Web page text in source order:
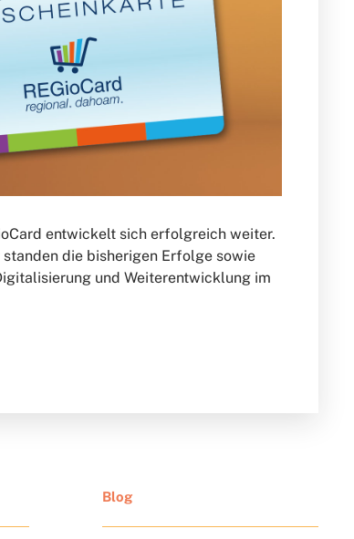
entwickelt sich erfolgreich weiter.
die bisherigen Erfolge sowie
und Weiterentwicklung im
Blog